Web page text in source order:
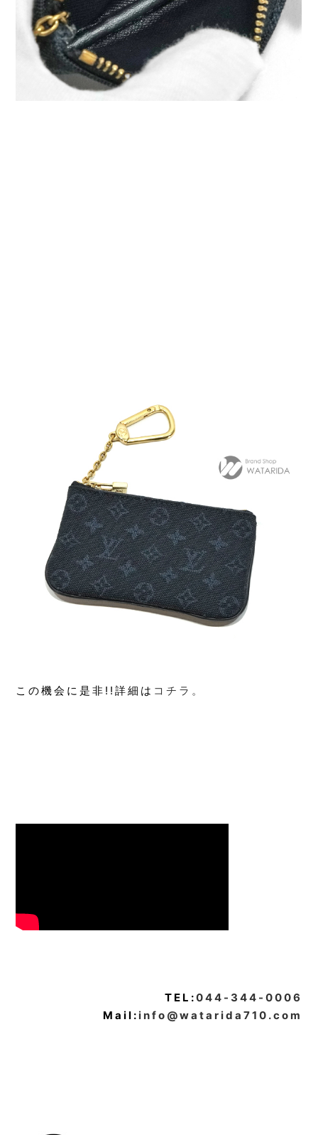
この機会に是非!!詳細は コチラ。
TEL:044-344-0006
Mail: info@watarida710.com